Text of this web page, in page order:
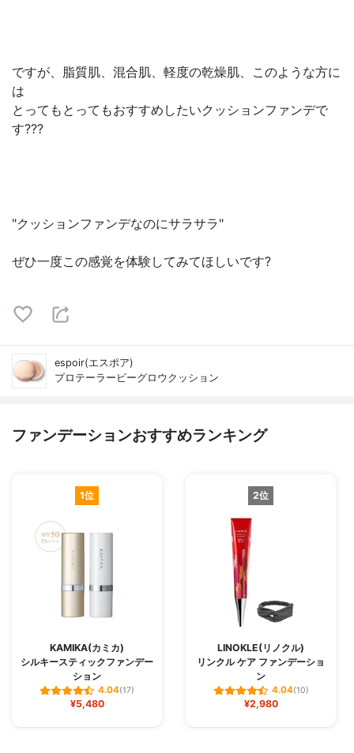
ですが、脂質肌、混合肌、軽度の乾燥肌、このような方に
は
とってもとってもおすすめしたいクッションファンデで
す???
"クッションファンデなのにサラサラ"
ぜひ一度この感覚を体験してみてほしいです?
espoir(エスポア)
プロテーラービーグロウクッション
ファンデーションおすすめランキング
1位
KAMIKA(カミカ)
シルキースティックファンデー
ション
4.04(17)
¥5,480
2位
LINOKLE(リノクル)
リンクル ケア ファンデーショ
ン
4.04(10)
¥2,980